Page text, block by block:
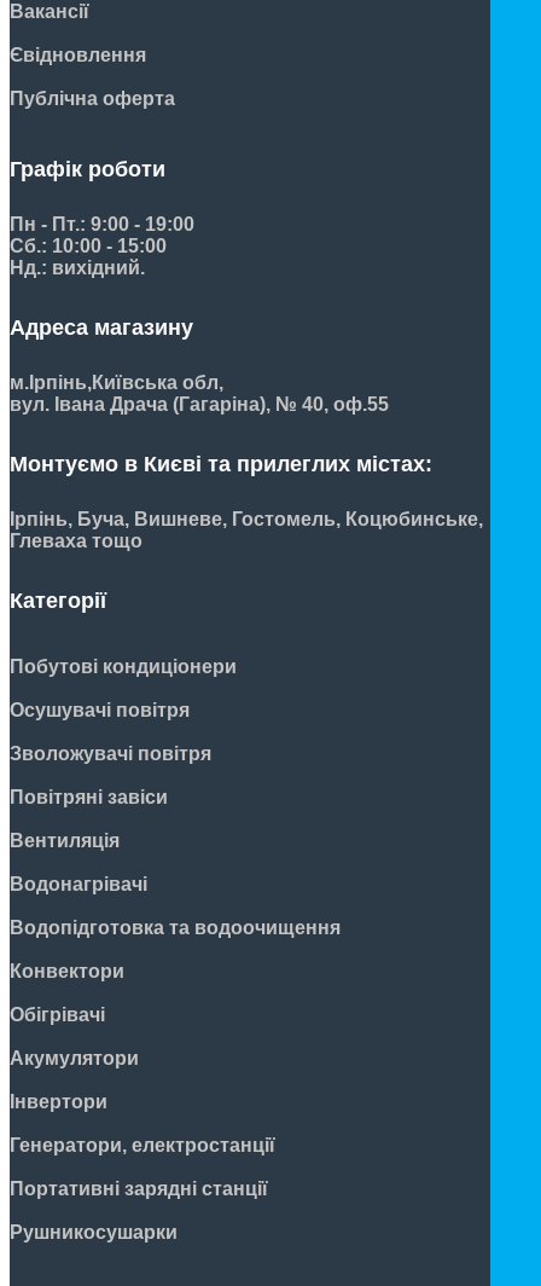
Вакансії
Євідновлення
Публічна оферта
Графік роботи
Пн - Пт.: 9:00 - 19:00
Сб.: 10:00 - 15:00
Нд.: вихідний.
Адреса магазину
м.Ірпінь,Київська обл,
вул. Івана Драча (Гагаріна), № 40, оф.55
Монтуємо в Києві та прилеглих містах:
Ірпінь, Буча, Вишневе, Гостомель, Коцюбинське,
Глеваха тощо
Категорії
Побутові кондиціонери
Осушувачі повітря
Зволожувачі повітря
Повітряні завіси
Вентиляція
Водонагрівачі
Водопідготовка та водоочищення
Конвектори
Обігрівачі
Акумулятори
Інвертори
Генератори, електростанції
Портативні зарядні станції
Рушникосушарки